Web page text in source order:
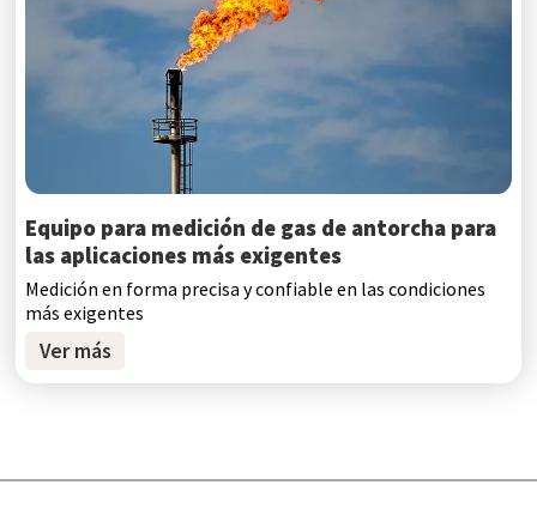
Equipo para medición de gas de antorcha para
las aplicaciones más exigentes
Medición en forma precisa y confiable en las condiciones
más exigentes
Ver más